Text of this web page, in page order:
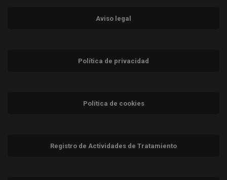
Aviso legal
Política de privacidad
Política de cookies
Registro de Actividades de Tratamiento